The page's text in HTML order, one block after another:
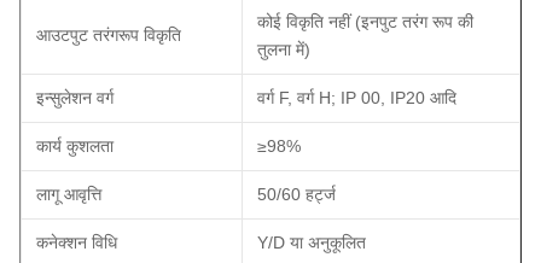
आउटपुट तरंगरूप विकृति
कोई विकृति नहीं (इनपुट तरंग रूप की
तुलना में)
इन्सुलेशन वर्ग वर्ग F, वर्ग H; IP 00, IP20 आदि
कार्य कुशलता ≥98%
लागू आवृत्ति 50/60 हर्ट्ज
कनेक्शन विधि Y/D या अनुकूलित